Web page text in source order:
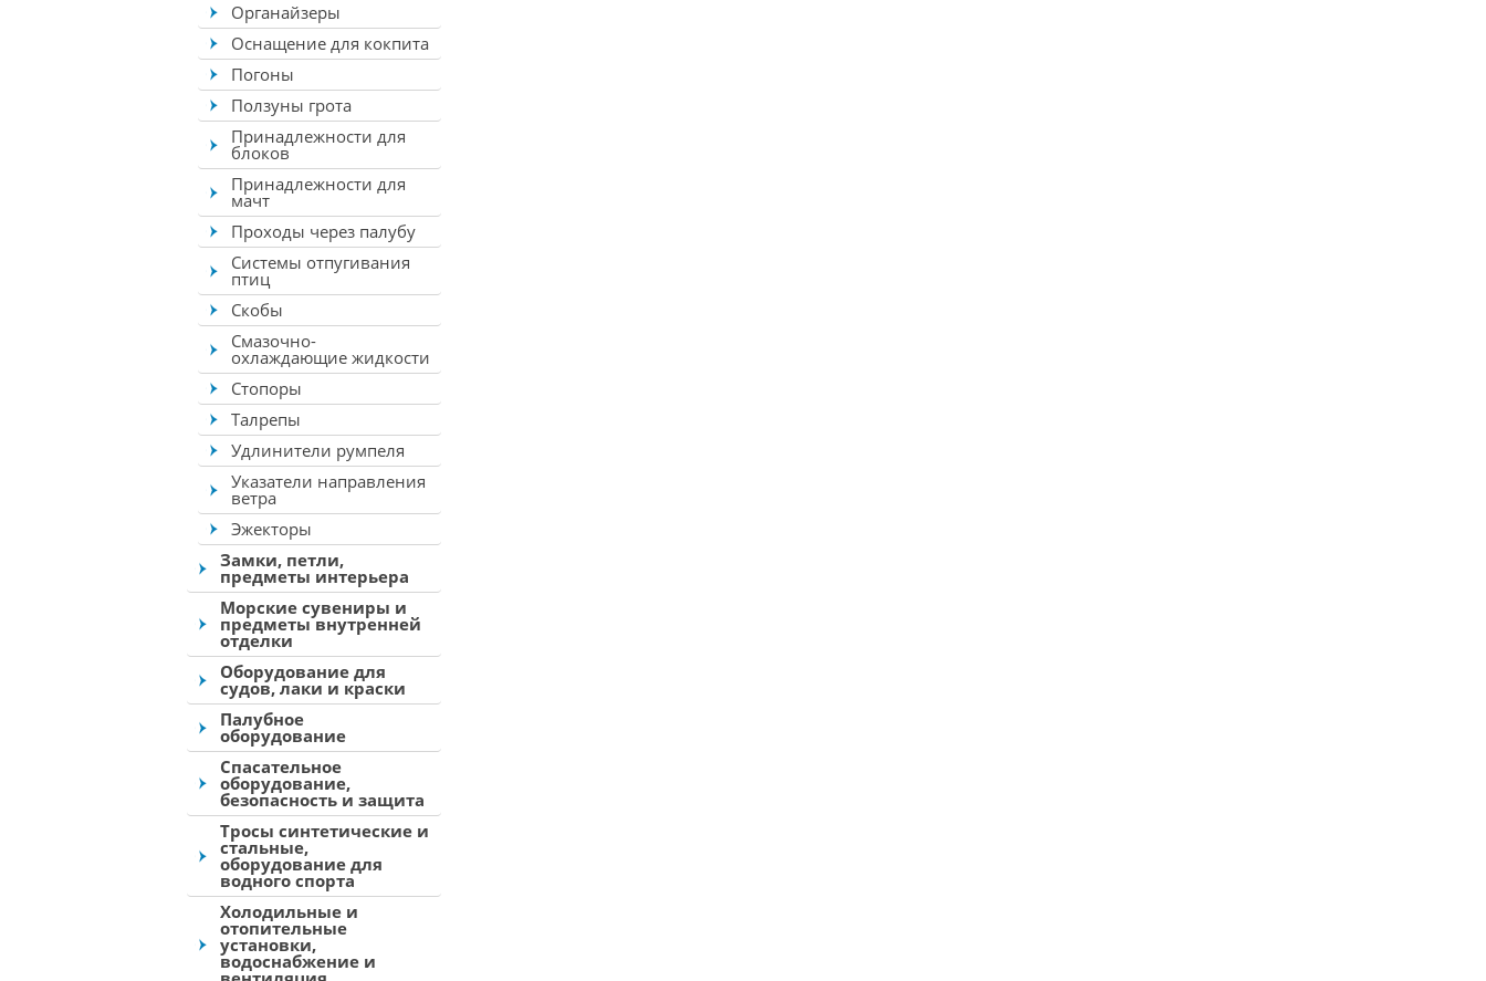
Органайзеры
Оснащение для кокпита
Погоны
Ползуны грота
Принадлежности для
блоков
Принадлежности для
мачт
Проходы через палубу
Системы отпугивания
птиц
Скобы
Смазочно-
охлаждающие жидкости
Стопоры
Талрепы
Удлинители румпеля
Указатели направления
ветра
Эжекторы
Замки, петли,
предметы интерьера
Морские сувениры и
предметы внутренней
отделки
Оборудование для
судов, лаки и краски
Палубное
оборудование
Спасательное
оборудование,
безопасность и защита
Тросы синтетические и
стальные,
оборудование для
водного спорта
Холодильные и
отопительные
установки,
водоснабжение и